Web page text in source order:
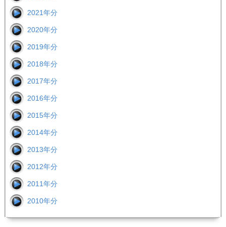
2021年分
2020年分
2019年分
2018年分
2017年分
2016年分
2015年分
2014年分
2013年分
2012年分
2011年分
2010年分